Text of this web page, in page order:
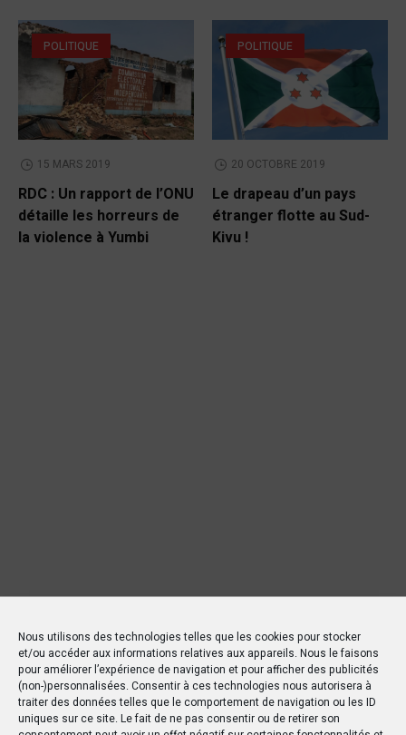
Nous utilisons des technologies telles que les cookies pour stocker
et/ou accéder aux informations relatives aux appareils. Nous le faisons
pour améliorer l’expérience de navigation et pour afficher des publicités
(non-)personnalisées. Consentir à ces technologies nous autorisera à
traiter des données telles que le comportement de navigation ou les ID
uniques sur ce site. Le fait de ne pas consentir ou de retirer son
POLITIQUE
15 MARS 2019
RDC : Un rapport de l’ONU
détaille les horreurs de
la violence à Yumbi
POLITIQUE
20 OCTOBRE 2019
Le drapeau d’un pays
étranger flotte au Sud-
Kivu !